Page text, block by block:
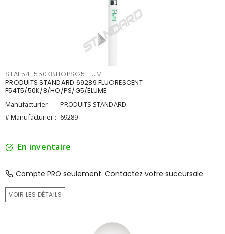
STAF54T550K8HOPSG5ELUME
PRODUITS STANDARD 69289 FLUORESCENT
F54T5/50K/8/HO/PS/G5/ELUME
Manufacturier :
PRODUITS STANDARD
# Manufacturier : 69289
En inventaire
Compte PRO seulement. Contactez votre succursale
VOIR LES DÉTAILS